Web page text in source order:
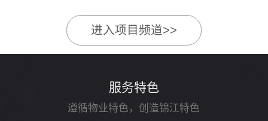
进入项目频道>>
服务特色
遵循物业特色，创造锦江特色